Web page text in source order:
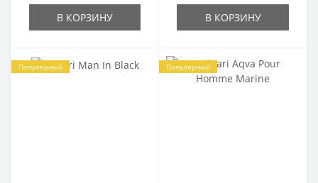
В КОРЗИНУ В КОРЗИНУ
Популярный Популярный